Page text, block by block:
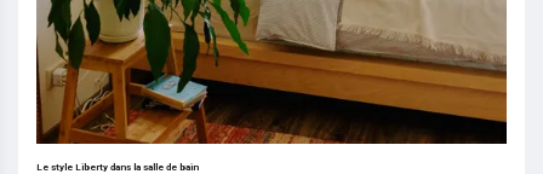
Le style Liberty dans la salle de bain